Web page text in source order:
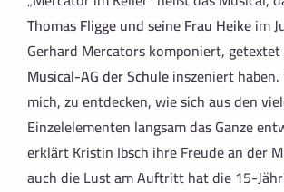
Thomas Fligge und seine Frau Heikeim
Gerhard Mercators komponiert,
Musical-AG der Schuleinszeniert
mich, zu entdecken, wie sich aus den
Einzelelementen langsam das Ganze
erklärt Kristin Ibsch ihre Freude an der
auch die Lust am Auftritt hat die 15-